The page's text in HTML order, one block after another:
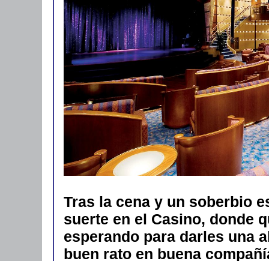
Tras la cena y un soberbio
suerte en el Casino, donde
esperando para darles una
buen rato en buena